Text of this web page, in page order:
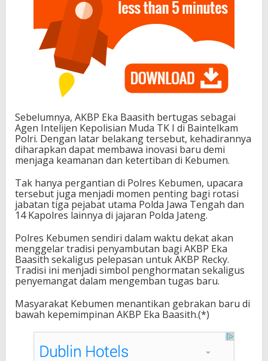
Sebelumnya, AKBP Eka Baasith bertugas sebagai
Agen Intelijen Kepolisian Muda TK I di Baintelkam
Polri. Dengan latar belakang tersebut, kehadirannya
diharapkan dapat membawa inovasi baru demi
menjaga keamanan dan ketertiban di Kebumen.
Tak hanya pergantian di Polres Kebumen, upacara
tersebut juga menjadi momen penting bagi rotasi
jabatan tiga pejabat utama Polda Jawa Tengah dan
14 Kapolres lainnya di jajaran Polda Jateng.
Polres Kebumen sendiri dalam waktu dekat akan
menggelar tradisi penyambutan bagi AKBP Eka
Baasith sekaligus pelepasan untuk AKBP Recky.
Tradisi ini menjadi simbol penghormatan sekaligus
penyemangat dalam mengemban tugas baru.
Masyarakat Kebumen menantikan gebrakan baru di
bawah kepemimpinan AKBP Eka Baasith.(*)